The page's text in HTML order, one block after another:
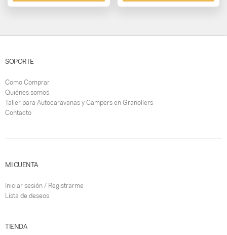
SOPORTE
Como Comprar
Quiénes somos
Taller para Autocaravanas y Campers en Granollers
Contacto
MI CUENTA
Iniciar sesión / Registrarme
Lista de deseos
TIENDA